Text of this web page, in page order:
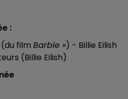
:
film Barbie ») - Billie Eilish
(Billie Eilish)